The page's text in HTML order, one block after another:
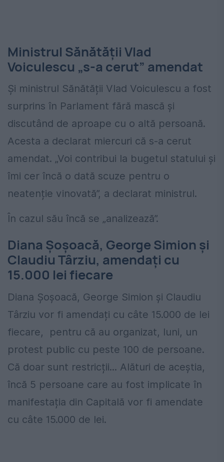
Ministrul Sănătății Vlad
Voiculescu „s-a cerut” amendat
Și ministrul Sănătății Vlad Voiculescu a fost
surprins în Parlament fără mască și
discutând de aproape cu o altă persoană.
Acesta a declarat miercuri că s-a cerut
amendat. „Voi contribui la bugetul statului și
îmi cer încă o dată scuze pentru o
neatenție vinovată”, a declarat ministrul.
În cazul său încă se „analizează”.
Diana Șoșoacă, George Simion și
Claudiu Târziu, amendați cu
15.000 lei fiecare
Diana Șoșoacă, George Simion și Claudiu
Târziu vor fi amendați cu câte 15.000 de lei
fiecare, pentru că au organizat, luni, un
protest public cu peste 100 de persoane.
Că doar sunt restricții... Alături de aceștia,
încă 5 persoane care au fost implicate în
manifestația din Capitală vor fi amendate
cu câte 15.000 de lei.